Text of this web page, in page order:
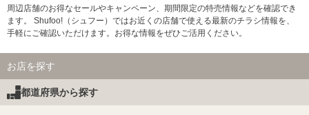
周辺店舗のお得なセールやキャンペーン、期間限定の特売情報などを確認でき
ます。 Shufoo!（シュフー）ではお近くの店舗で使える最新のチラシ情報を、
手軽にご確認いただけます。お得な情報をぜひご活用ください。
お店を探す
都道府県から探す